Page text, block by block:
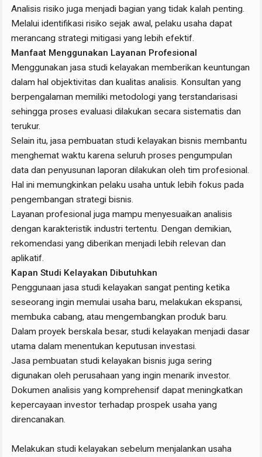
Analisis risiko juga menjadi bagian yang tidak kalah penting.
Melalui identifikasi risiko sejak awal, pelaku usaha dapat
merancang strategi mitigasi yang lebih efektif.
Manfaat Menggunakan Layanan Profesional
Menggunakan jasa studi kelayakan memberikan keuntungan
dalam hal objektivitas dan kualitas analisis. Konsultan yang
berpengalaman memiliki metodologi yang terstandarisasi
sehingga proses evaluasi dilakukan secara sistematis dan
terukur.
Selain itu, jasa pembuatan studi kelayakan bisnis membantu
menghemat waktu karena seluruh proses pengumpulan
data dan penyusunan laporan dilakukan oleh tim profesional.
Hal ini memungkinkan pelaku usaha untuk lebih fokus pada
pengembangan strategi bisnis.
Layanan profesional juga mampu menyesuaikan analisis
dengan karakteristik industri tertentu. Dengan demikian,
rekomendasi yang diberikan menjadi lebih relevan dan
aplikatif.
Kapan Studi Kelayakan Dibutuhkan
Penggunaan jasa studi kelayakan sangat penting ketika
seseorang ingin memulai usaha baru, melakukan ekspansi,
membuka cabang, atau mengembangkan produk baru.
Dalam proyek berskala besar, studi kelayakan menjadi dasar
utama dalam menentukan keputusan investasi.
Jasa pembuatan studi kelayakan bisnis juga sering
digunakan oleh perusahaan yang ingin menarik investor.
Dokumen analisis yang komprehensif dapat meningkatkan
kepercayaan investor terhadap prospek usaha yang
direncanakan.
Melakukan studi kelayakan sebelum menjalankan usaha